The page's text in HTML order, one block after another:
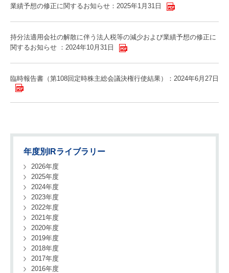
業績予想の修正に関するお知らせ：2025年1月31日
持分法適用会社の解散に伴う法人税等の減少および業績予想の修正に
関するお知らせ ：2024年10月31日
臨時報告書（第108回定時株主総会議決権行使結果）：2024年6月27日
年度別IRライブラリー
2026年度
2025年度
2024年度
2023年度
2022年度
2021年度
2020年度
2019年度
2018年度
2017年度
2016年度